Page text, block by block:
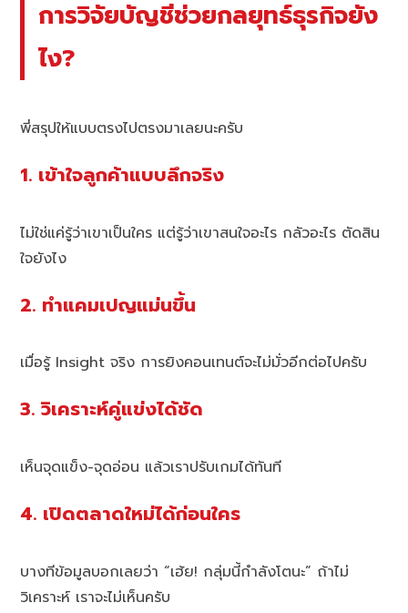
การวิจัยบัญชีช่วยกลยุทธ์ธุรกิจยัง
ไง?
พี่สรุปให้แบบตรงไปตรงมาเลยนะครับ
1. เข้าใจลูกค้าแบบลึกจริง
ไม่ใช่แค่รู้ว่าเขาเป็นใคร แต่รู้ว่าเขาสนใจอะไร กลัวอะไร ตัดสิน
ใจยังไง
2. ทำแคมเปญแม่นขึ้น
เมื่อรู้ Insight จริง การยิงคอนเทนต์จะไม่มั่วอีกต่อไปครับ
3. วิเคราะห์คู่แข่งได้ชัด
เห็นจุดแข็ง-จุดอ่อน แล้วเราปรับเกมได้ทันที
4. เปิดตลาดใหม่ได้ก่อนใคร
บางทีข้อมูลบอกเลยว่า “เฮ้ย! กลุ่มนี้กำลังโตนะ” ถ้าไม่
วิเคราะห์ เราจะไม่เห็นครับ